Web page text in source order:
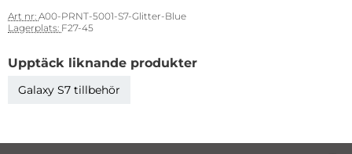
Art nr: A00-PRNT-5001-S7-Glitter-Blue
Lagerplats: F27-45
Upptäck liknande produkter
Galaxy S7 tillbehör